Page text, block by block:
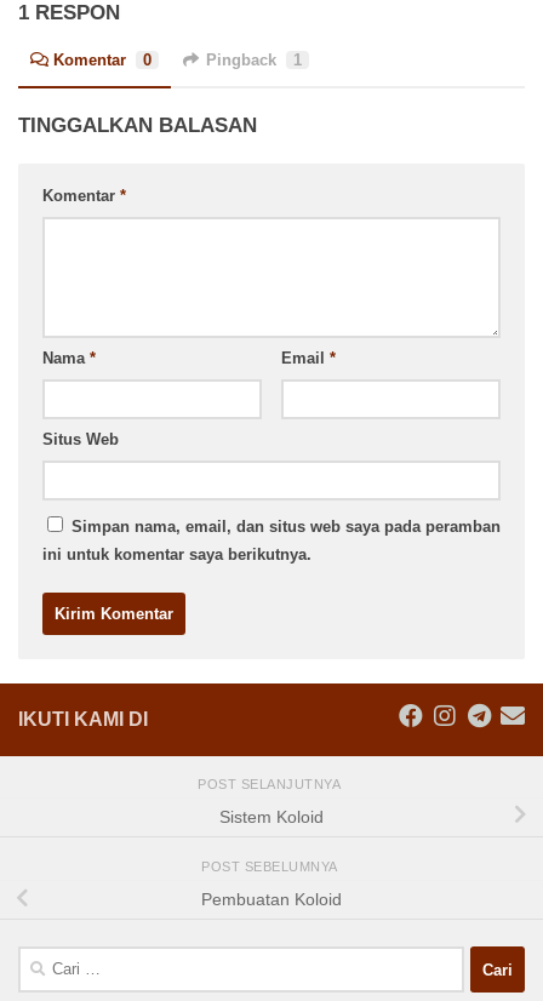
1 RESPON
Komentar 0 Pingback 1
TINGGALKAN BALASAN
Komentar *
Nama * Email *
Situs Web
Simpan nama, email, dan situs web saya pada peramban
ini untuk komentar saya berikutnya.
IKUTI KAMI DI
POST SELANJUTNYA
Sistem Koloid
POST SEBELUMNYA
Pembuatan Koloid
Cari
untuk: